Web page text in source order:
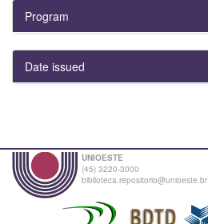
Program
Date issued
UNIOESTE
(45) 3220-3000
biblioteca.repositorio@unioeste.br